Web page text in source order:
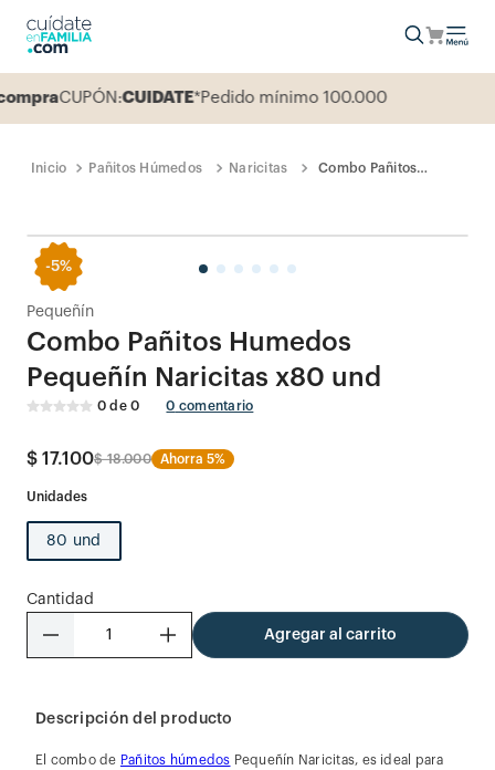
CUPÓN:CUIDATE*Pedido mínimo 100.000
Pañitos Húmedos Naricitas
Combo Pañitos
-5%
Pequeñín
Combo Pañitos Humedos
Pequeñín Naricitas x80 und
0 de0 0 comentario
$ 17.100$ 18.000 Ahorra 5%
80 und
Cantidad
＋
－ Agregar al carrito
Descripción del producto
El combo de Pañitos húmedos Pequeñín Naricitas, es ideal para